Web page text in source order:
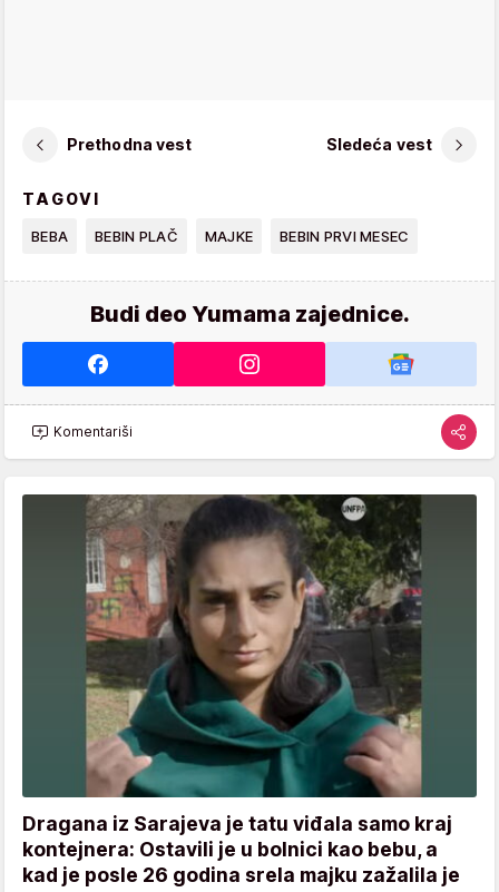
Prethodna vest Sledeća vest
TAGOVI
BEBA BEBIN PLAČ MAJKE BEBIN PRVI MESEC
Budi deo Yumama zajednice.
Komentariši
Dragana iz Sarajeva je tatu viđala samo kraj
kontejnera: Ostavili je u bolnici kao bebu, a
kad je posle 26 godina srela majku zažalila je